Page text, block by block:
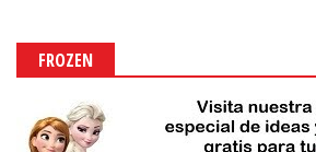
FROZEN